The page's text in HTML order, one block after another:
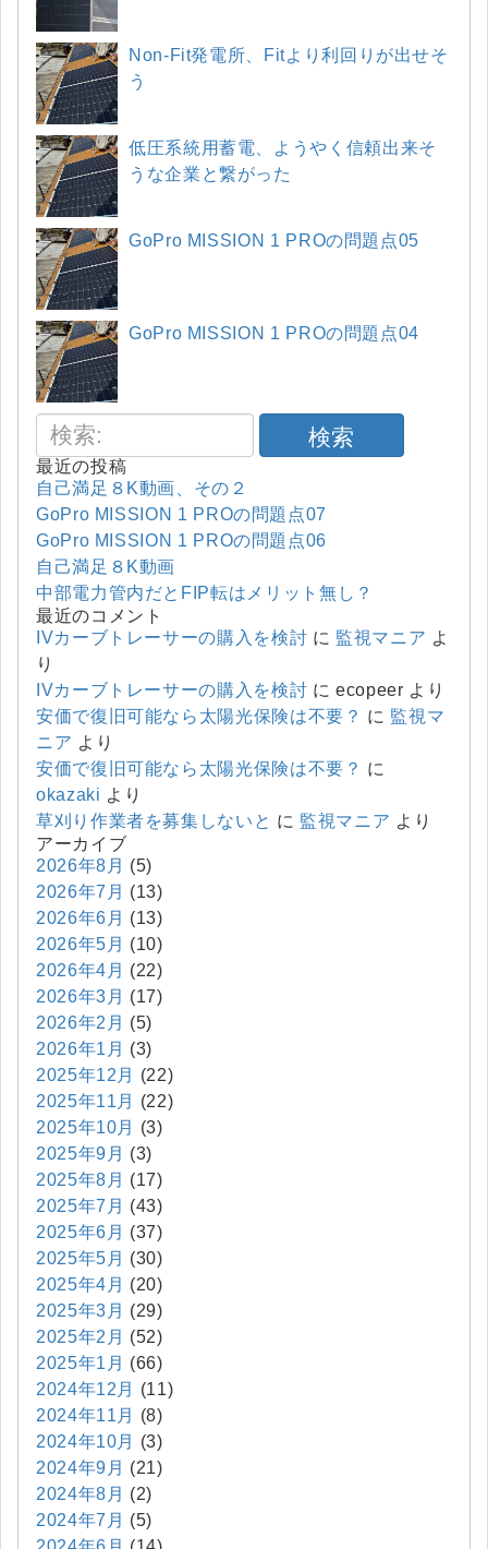
Non-Fit発電所、Fitより利回りが出せそ
う
低圧系統用蓄電、ようやく信頼出来そ
うな企業と繋がった
GoPro MISSION 1 PROの問題点05
GoPro MISSION 1 PROの問題点04
検索
最近の投稿
自己満足８K動画、その２
GoPro MISSION 1 PROの問題点07
GoPro MISSION 1 PROの問題点06
自己満足８K動画
中部電力管内だとFIP転はメリット無し？
最近のコメント
IVカーブトレーサーの購入を検討 に 監視マニア よ
り
IVカーブトレーサーの購入を検討 にecopeer より
安価で復旧可能なら太陽光保険は不要？ に 監視マ
ニア より
安価で復旧可能なら太陽光保険は不要？ に
okazaki より
草刈り作業者を募集しないと に 監視マニア より
アーカイブ
2026年8月 (5)
2026年7月 (13)
2026年6月 (13)
2026年5月 (10)
2026年4月 (22)
2026年3月 (17)
2026年2月 (5)
2026年1月 (3)
2025年12月
(22)
2025年11月
(22)
2025年10月
(3)
2025年9月 (3)
2025年8月 (17)
2025年7月 (43)
2025年6月 (37)
2025年5月 (30)
2025年4月 (20)
2025年3月 (29)
2025年2月 (52)
2025年1月 (66)
2024年12月
(11)
2024年11月
(8)
2024年10月
(3)
2024年9月 (21)
2024年8月 (2)
2024年7月 (5)